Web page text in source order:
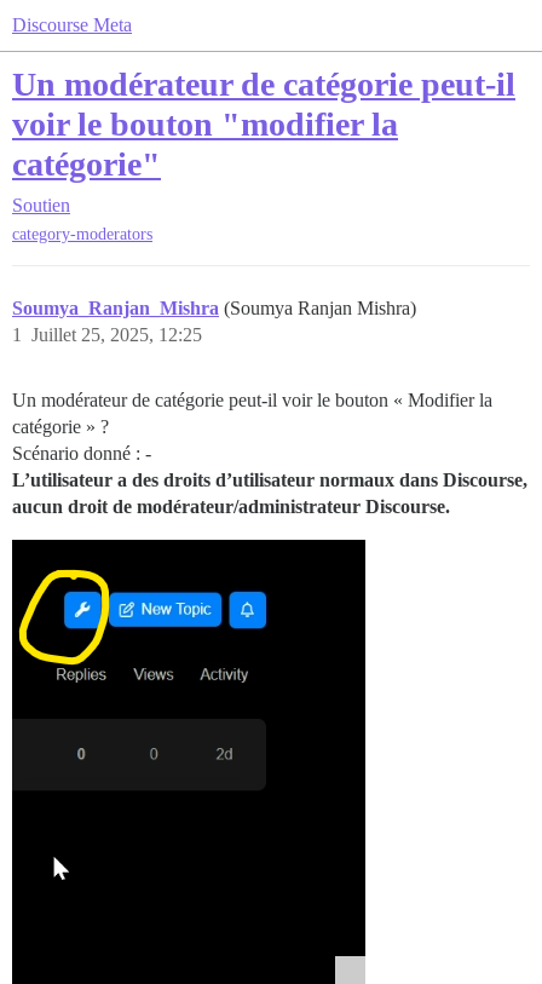
Discourse Meta
Un modérateur de catégorie peut-il
voir le bouton "modifier la
catégorie"
Soutien
category-moderators
Soumya_Ranjan_Mishra (Soumya Ranjan Mishra)
Juillet 25, 2025, 12:25
1
Un modérateur de catégorie peut-il voir le bouton « Modifier la
catégorie » ?
Scénario donné : -
L’utilisateur a des droits d’utilisateur normaux dans Discourse,
aucun droit de modérateur/administrateur Discourse.